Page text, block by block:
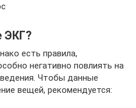
ЭКГ?
есть правила,
негативно повлиять на
Чтобы данные
вещей, рекомендуется: